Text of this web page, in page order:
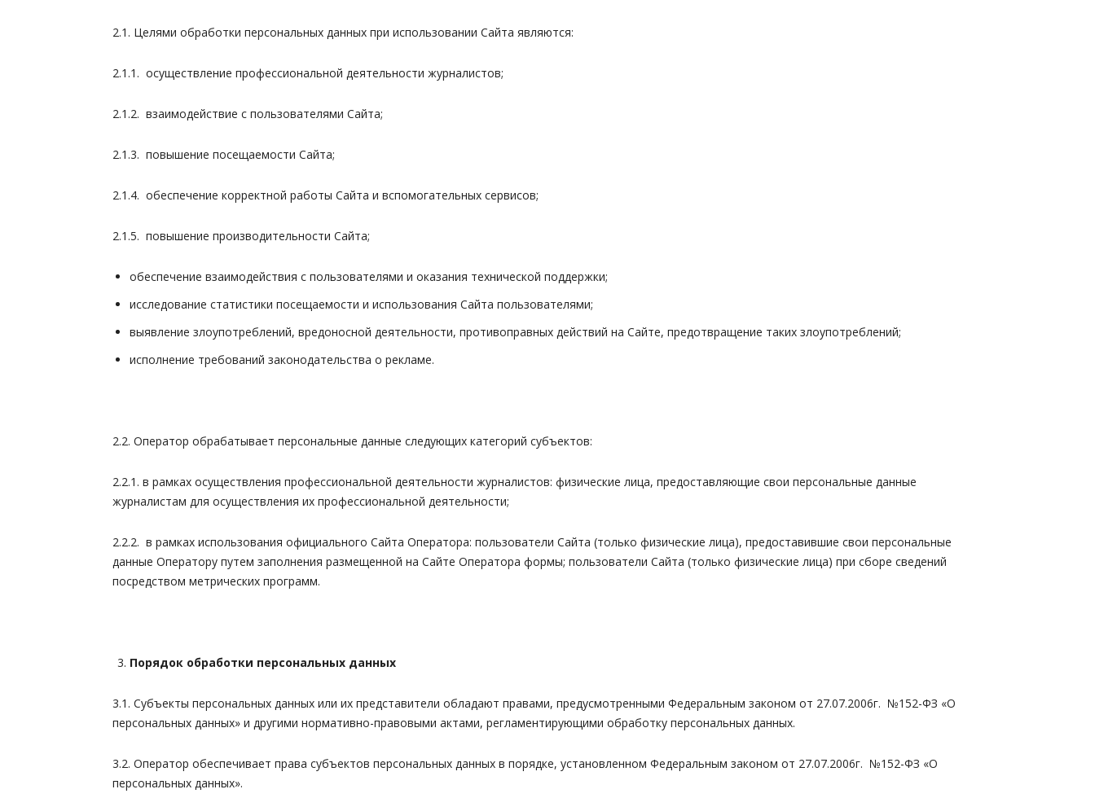
2.1. Целями обработки персональных данных при использовании Сайта являются:
2.1.1. осуществление профессиональной деятельности журналистов;
2.1.2. взаимодействие с пользователями Сайта;
2.1.3. повышение посещаемости Сайта;
2.1.4. обеспечение корректной работы Сайта и вспомогательных сервисов;
2.1.5. повышение производительности Сайта;
обеспечение взаимодействия с пользователями и оказания технической поддержки;
исследование статистики посещаемости и использования Сайта пользователями;
выявление злоупотреблений, вредоносной деятельности, противоправных действий на Сайте, предотвращение таких злоупотреблений;
исполнение требований законодательства о рекламе.
2.2. Оператор обрабатывает персональные данные следующих категорий субъектов:
2.2.1. в рамках осуществления профессиональной деятельности журналистов: физические лица, предоставляющие свои персональные данные
журналистам для осуществления их профессиональной деятельности;
2.2.2. в рамках использования официального Сайта Оператора: пользователи Сайта (только физические лица), предоставившие свои персональные
данные Оператору путем заполнения размещенной на Сайте Оператора формы; пользователи Сайта (только физические лица) при сборе сведений
посредством метрических программ.
Порядок обработки персональных данных
3.1. Субъекты персональных данных или их представители обладают правами, предусмотренными Федеральным законом от 27.07.2006г. №152-ФЗ «О
персональных данных» и другими нормативно-правовыми актами, регламентирующими обработку персональных данных.
3.2. Оператор обеспечивает права субъектов персональных данных в порядке, установленном Федеральным законом от 27.07.2006г. №152-ФЗ «О
персональных данных».